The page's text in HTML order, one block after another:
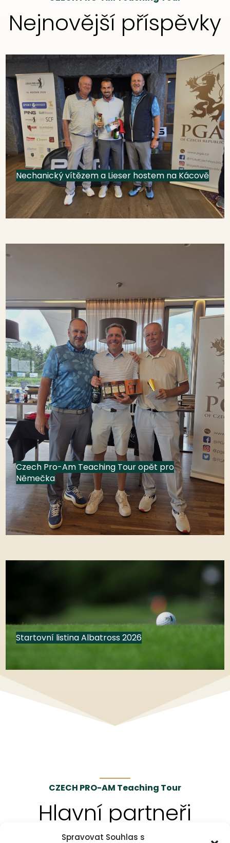
Spravovat Souhlas s
Nejnovější příspěvky
Nechanický vítězem a Lieser hostem na Kácově
Czech Pro-Am Teaching Tour opět pro
Němečka
Startovní listina Albatross 2026
CZECH PRO-AM Teaching Tour
Hlavní partneři